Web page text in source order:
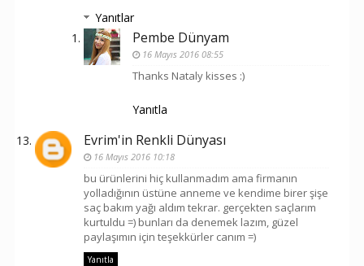
Yanıtlar
Pembe Dünyam
16 Mayıs 2016 08:55
Thanks Nataly kisses :)
Yanıtla
Evrim'in Renkli Dünyası
16 Mayıs 2016 10:18
bu ürünlerini hiç kullanmadım ama firmanın
yolladığının üstüne anneme ve kendime birer şişe
saç bakım yağı aldım tekrar. gerçekten saçlarım
kurtuldu =) bunları da denemek lazım, güzel
paylaşımın için teşekkürler canım =)
Yanıtla